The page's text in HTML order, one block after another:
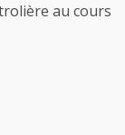
au cours